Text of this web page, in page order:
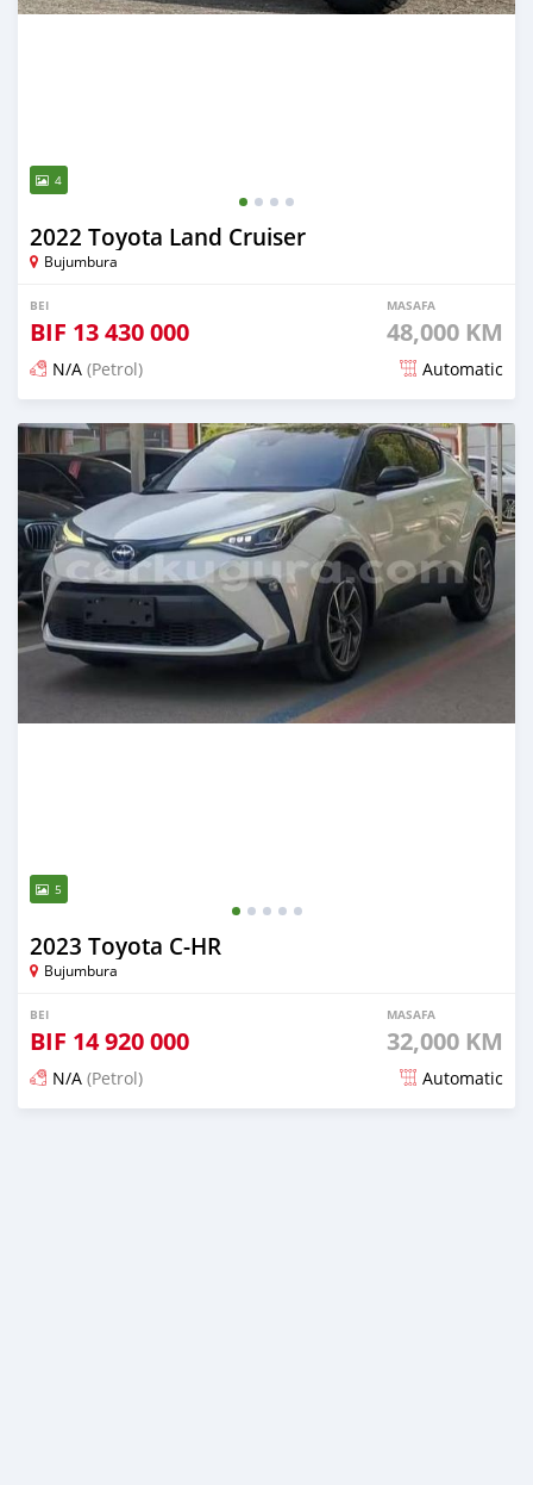
4
2022 Toyota Land Cruiser
Bujumbura
BEI
BIF 13 430 000
MASAFA
48,000 KM
N/A (Petrol) Automatic
Ilitangazwa siku 17 iliopita
5
2023 Toyota C-HR
Bujumbura
BEI
BIF 14 920 000
MASAFA
32,000 KM
N/A (Petrol) Automatic